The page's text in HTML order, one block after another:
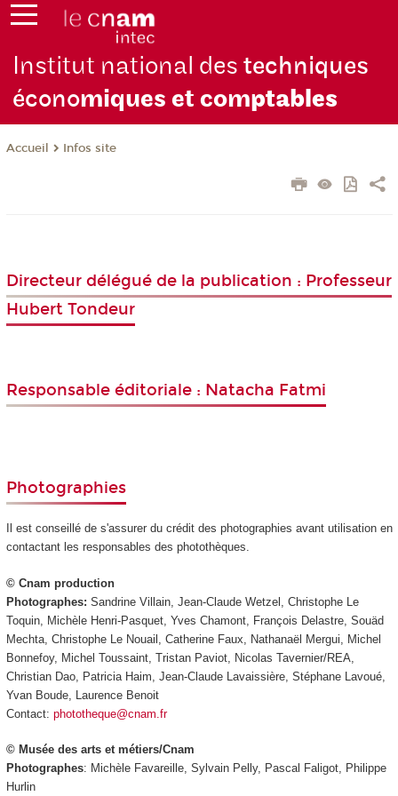
Institut national destechniques
économiques et comptables
Accueil Infos site
Directeur délégué de la publication : Professeur
Hubert Tondeur
Responsable éditoriale : Natacha Fatmi
Photographies
Il est conseillé de s'assurer du crédit des photographies avant utilisation en
contactant les responsables des photothèques.
© Cnam production
Photographes: Sandrine Villain, Jean-Claude Wetzel, Christophe Le
Toquin, Michèle Henri-Pasquet, Yves Chamont, François Delastre, Souäd
Mechta, Christophe Le Nouail, Catherine Faux, Nathanaël Mergui, Michel
Bonnefoy, Michel Toussaint, Tristan Paviot, Nicolas Tavernier/REA,
Christian Dao, Patricia Haim, Jean-Claude Lavaissière, Stéphane Lavoué,
Yvan Boude, Laurence Benoit
Contact: phototheque@cnam.fr
© Musée des arts et métiers/Cnam
Photographes: Michèle Favareille, Sylvain Pelly, Pascal Faligot, Philippe
Hurlin